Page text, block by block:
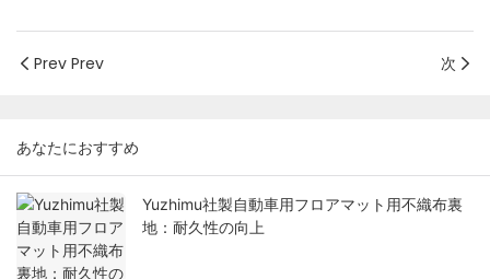
Prev Prev 次
あなたにおすすめ
Yuzhimu社製自動車用フロアマット用不織布裏
地：耐久性の向上